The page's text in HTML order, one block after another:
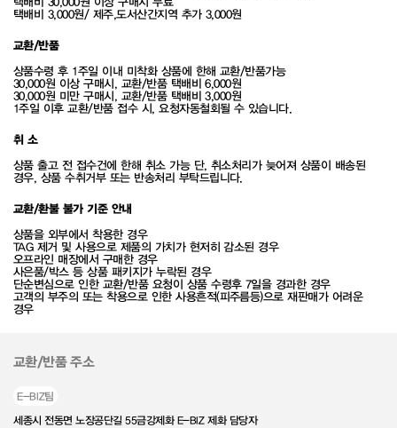
택배비 3,000원/ 제주,도서산간지역 추가 3,000원
교환/반품
상품수령 후 1주일 이내 미착화 상품에 한해 교환/반품가능
30,000원 이상 구매시, 교환/반품 택배비 6,000원
30,000원 미만 구매시, 교환/반품 택배비 3,000원
1주일 이후 교환/반품 접수 시, 요청자동철회될 수 있습니다.
취 소
상품 출고 전 접수건에 한해 취소 가능 단, 취소처리가 늦어져 상품이 배송된
경우, 상품 수취거부 또는 반송처리 부탁드립니다.
교환/환불 불가 기준 안내
상품을 외부에서 착용한 경우
TAG 제거 및 사용으로 제품의 가치가 현저히 감소된 경우
오프라인 매장에서 구매한 경우
사은품/박스 등 상품 패키지가 누락된 경우
단순변심으로 인한 교환/반품 요청이 상품 수령후 7일을 경과한 경우
고객의 부주의 또는 착용으로 인한 사용흔적(피주름등)으로 재판매가 어려운
경우
교환/반품 주소
E-BIZ팀
세종시 전동면 노장공단길 55금강제화 E-BIZ 제화 담당자